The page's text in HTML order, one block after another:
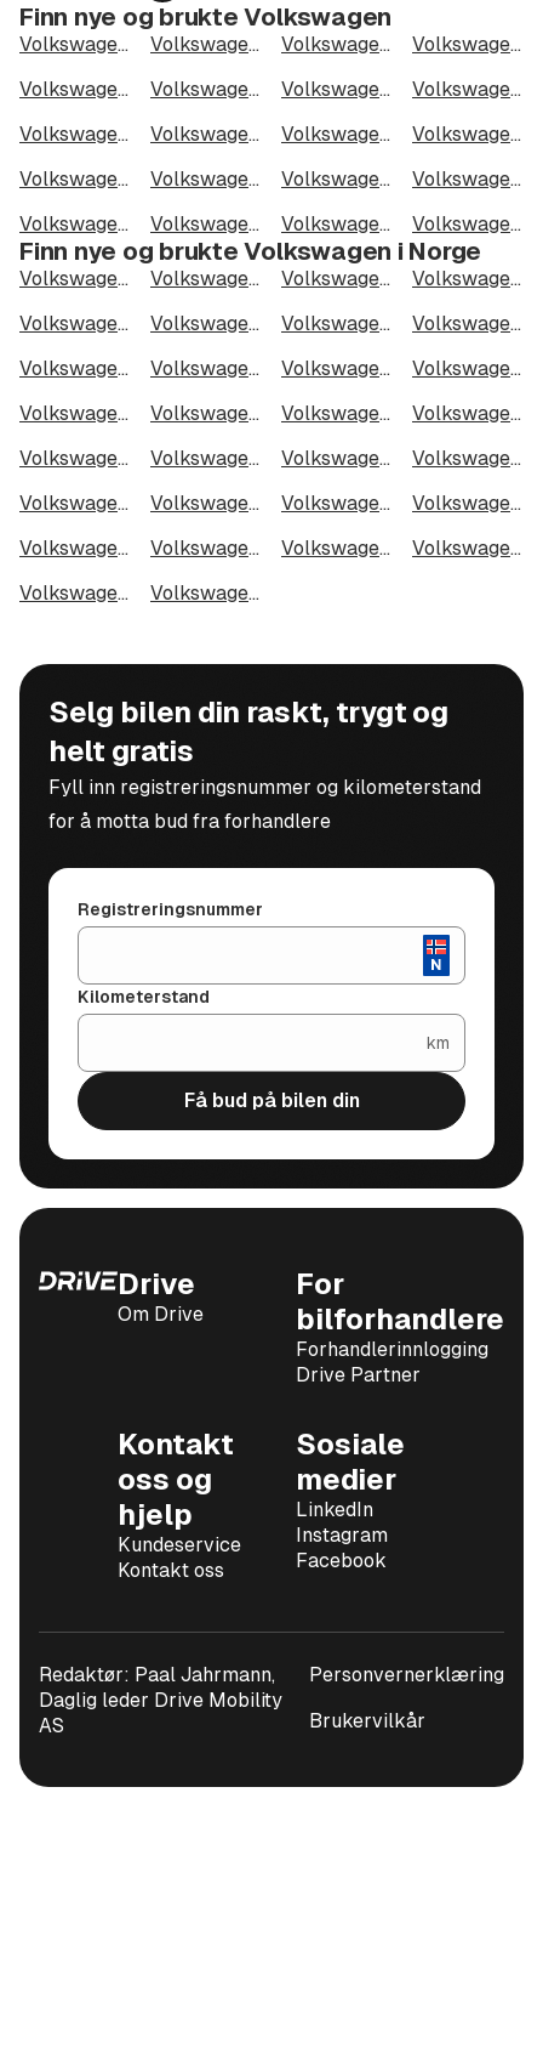
Finn nye og brukte Volkswagen
Volkswagen ID.3 Volkswagen ID.4 Volkswagen ID.3 Pro Performance
Volkswagen ID.4 GTX
Volkswagen ID.7
Volkswagen ID.7 GTX Tourer Volkswagen Caddy
Volkswagen ID.5
Volkswagen Transporter
Volkswagen ID. Buzz Volkswagen Tiguan
Volkswagen ID. Buzz Cargo
Volkswagen Golf
Volkswagen ID.5 GTX Volkswagen ID.4 Pro 4M
Volkswagen Caddy Cargo Maxi
Volkswagen T-Roc
Volkswagen ID.5 Pro Performance Volkswagen Caddy Cargo Volkswagen ID.4 Pro Performance
Finn nye og brukte Volkswagen i Norge
Volkswagen i Oslo Volkswagen i Bergen Volkswagen i Trondheim
Volkswagen i Stavanger
Volkswagen i Kristiansand
Volkswagen i Fredrikstad Volkswagen i Drammen
Volkswagen i Skien
Volkswagen i Tromsø
Volkswagen i Ålesund Volkswagen i Moss
Volkswagen i Porsgrunn
Volkswagen i Bodø
Volkswagen i Arendal Volkswagen i Hamar
Volkswagen i Larvik
Volkswagen i Halden
Volkswagen i Lillehammer Volkswagen i Molde
Volkswagen i Kongsberg
Volkswagen i Harstad
Volkswagen i Gjøvik Volkswagen i Sarpsborg
Volkswagen i Sandefjord
Volkswagen i Kristiansund
Volkswagen i Tromsdalen Volkswagen i Narvik
Volkswagen i Steinkjer
Volkswagen i Haugesund
Volkswagen i Alta
Selg bilen din raskt, trygt og
helt gratis
Fyll inn registreringsnummer og kilometerstand
for å motta bud fra forhandlere
Registreringsnummer
Kilometerstand
km
Få bud på bilen din
Drive
Om Drive
For
bilforhandlere
Forhandlerinnlogging
Drive Partner
Kontakt
oss og
hjelp
Kundeservice
Kontakt oss
Sosiale
medier
LinkedIn
Instagram
Facebook
Redaktør: Paal Jahrmann,
Daglig leder Drive Mobility
AS
Personvernerklæring
Brukervilkår